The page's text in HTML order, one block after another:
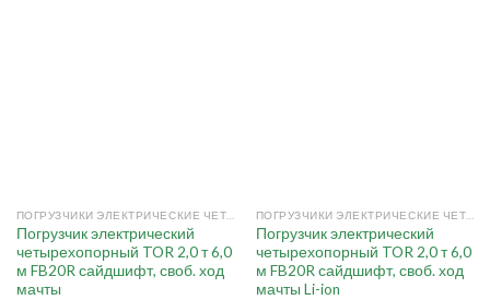
Погрузчик электрический
четырехопорный TOR 2,0 т 6,0
м FB20R сайдшифт, своб. ход
мачты
Погрузчик электрический
четырехопорный TOR 2,0 т 6,0
м FB20R сайдшифт, своб. ход
мачты Li-ion